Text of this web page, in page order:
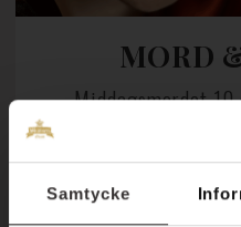
Samtycke
MORD
Middagsmordet
mordgåtan är
välkomna till en
hotellet.